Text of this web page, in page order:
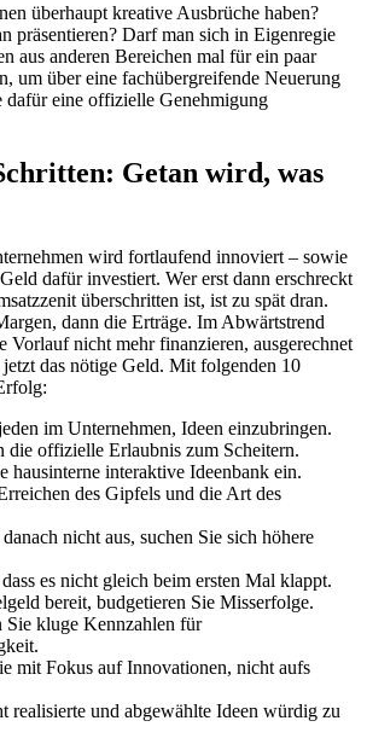
überhaupt kreative Ausbrüche haben?
präsentieren? Darf man sich in Eigenregie
aus anderen Bereichen mal für ein paar
um über eine fachübergreifende Neuerung
dafür eine offizielle Genehmigung
Getan wird, was
wird fortlaufend innoviert – sowie
dafür investiert. Wer erst dann erschreckt
überschritten ist, ist zu spät dran.
dann die Erträge. Im Abwärtstrend
Vorlauf nicht mehr finanzieren, ausgerechnet
das nötige Geld. Mit folgenden 10
im Unternehmen, Ideen einzubringen.
die offizielle Erlaubnis zum Scheitern.
hausinterne interaktive Ideenbank ein.
des Gipfels und die Art des
nicht aus, suchen Sie sich höhere
es nicht gleich beim ersten Mal klappt.
bereit, budgetieren Sie Misserfolge.
Sie kluge Kennzahlen für
mit Fokus auf Innovationen, nicht aufs
realisierte und abgewählte Ideen würdig zu